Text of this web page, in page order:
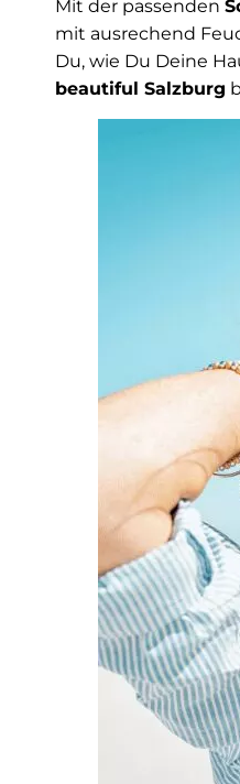
Mit der passenden
mit ausrechend
Du, wie Du Deine
beautiful Salzburg